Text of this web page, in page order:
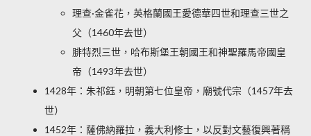
理查·金雀花，英格蘭國王愛德華四世和理查三世之
父（1460年去世）
腓特烈三世，哈布斯堡王朝國王和神聖羅馬帝國皇
帝（1493年去世）
1428年：朱祁鈺，明朝第七位皇帝，廟號代宗（1457年去
世）
1452年：薩佛納羅拉，義大利修士，以反對文藝復興著稱